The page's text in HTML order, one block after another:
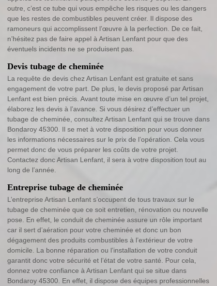
outre, c’est ce tube qui vous empêche les risques ou les dangers
que les restes de combustibles peuvent créer. Il dispose des
ramoneurs qui accomplissent l’œuvre à la perfection. De ce fait,
n’hésitez pas de faire appel à Artisan Lenfant pour que des
éventuels incidents ne se produisent pas.
Devis tubage de cheminée
La requête de devis chez Artisan Lenfant est gratuite et sans
engagement de votre part. De plus, le devis proposé par Artisan
Lenfant est bien précis. Avant toute mise en œuvre d’un tel projet,
élaborez les devis à l’avance. Si vous désirez d’effectuer un
tubage de cheminée, consultez Artisan Lenfant qui se trouve dans
Bondaroy 45300. Il se met à votre disposition pour vous donner
les informations nécessaires sur le prix de l’opération. Cela vous
permet donc de vous préparer les coûts de votre projet.
Contactez donc Artisan Lenfant, il sera à votre disposition tout au
long de l’année.
Entreprise tubage de cheminée
L’entreprise Artisan Lenfant s’occupent de tous travaux sur le
tubage de cheminée que ce soit entretien, rénovation ou nouvelle
pose. En effet, le conduit de cheminée assure un rôle important
car il sert d’aération pour votre cheminée et donc un bon
dégagement des produits combustibles à l’extérieur de votre
domicile. La bonne réparation ou l’installation de votre conduit
garantit donc votre sécurité et l’état de votre santé. Pour cela,
donnez votre confiance à Artisan Lenfant qui se situe dans
Bondaroy 45300. En effet, il dispose des équipes professionnelles